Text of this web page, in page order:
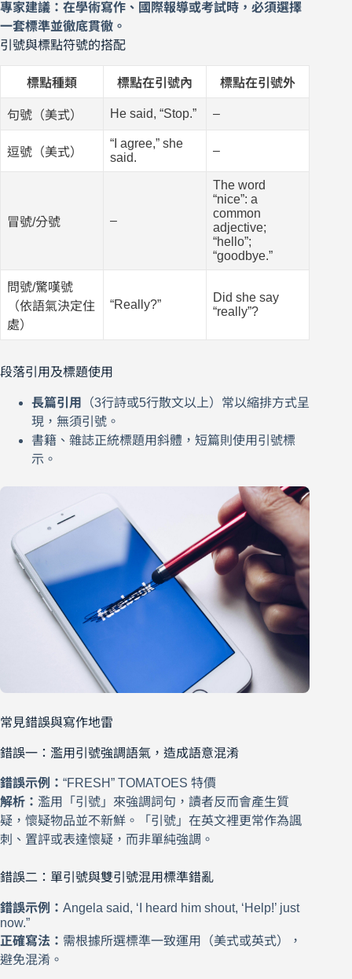
專家建議：在學術寫作、國際報導或考試時，必須選擇
一套標準並徹底貫徹。
引號與標點符號的搭配
標點種類 標點在引號內 標點在引號外
句號（美式） He said, “Stop.” –
逗號（美式）
“I agree,” she
said.
–
冒號/分號 –
The word
“nice”: a
common
adjective;
“hello”;
“goodbye.”
問號/驚嘆號
（依語氣決定住
處）
“Really?”
Did she say
“really”?
段落引用及標題使用
長篇引用
（3行詩或5行散文以上）常以縮排方式呈
現，無須引號。
書籍、雜誌正統標題用斜體，短篇則使用引號標
示。
常見錯誤與寫作地雷
錯誤一：濫用引號強調語氣，造成語意混淆
錯誤示例： “FRESH” TOMATOES 特價
解析： 濫用「引號」來強調詞句，讀者反而會產生質
疑，懷疑物品並不新鮮。「引號」在英文裡更常作為諷
刺、置評或表達懷疑，而非單純強調。
錯誤二：單引號與雙引號混用標準錯亂
錯誤示例： Angela said, ‘I heard him shout, ‘Help!’ just
now.”
正確寫法： 需根據所選標準一致運用（美式或英式），
避免混淆。